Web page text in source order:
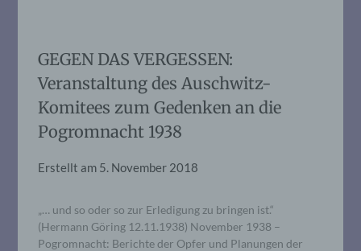
GEGEN DAS VERGESSEN:
Veranstaltung des Auschwitz-
Komitees zum Gedenken an die
Pogromnacht 1938
Erstellt am 5. November 2018
„… und so oder so zur Erledigung zu bringen ist.“
(Hermann Göring 12.11.1938) November 1938 –
Pogromnacht: Berichte der Opfer und Planungen der